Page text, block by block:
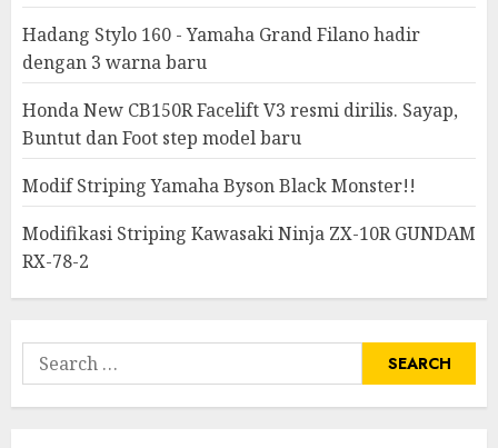
Hadang Stylo 160 - Yamaha Grand Filano hadir
dengan 3 warna baru
Honda New CB150R Facelift V3 resmi dirilis. Sayap,
Buntut dan Foot step model baru
Modif Striping Yamaha Byson Black Monster!!
Modifikasi Striping Kawasaki Ninja ZX-10R GUNDAM
RX-78-2
Search
for: